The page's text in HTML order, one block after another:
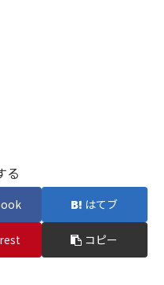
る
はてブ
コピー